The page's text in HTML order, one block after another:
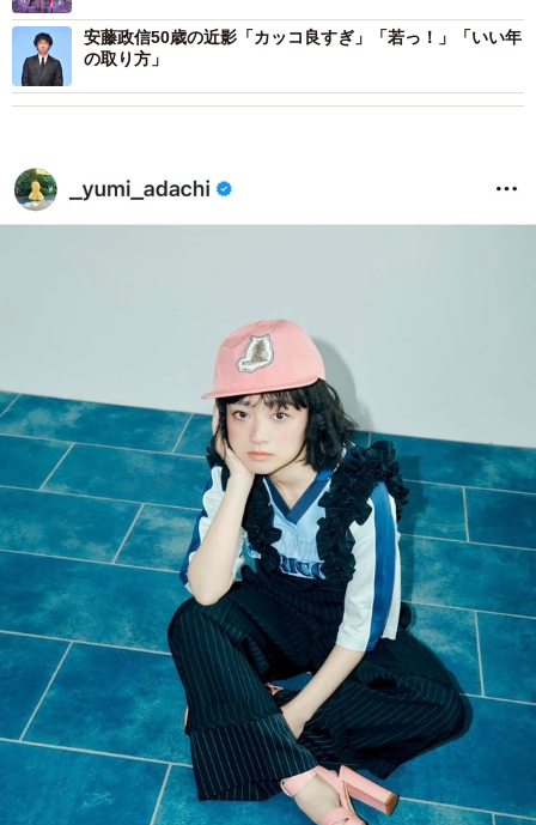
安藤政信50歳の近影「カッコ良すぎ」「若っ！」「いい年
の取り方」